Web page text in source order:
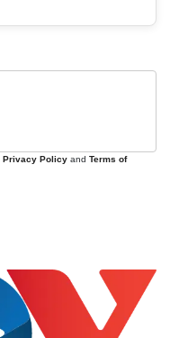
Privacy Policy and Terms of